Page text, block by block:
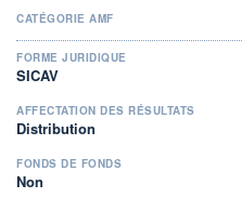
CATÉGORIE AMF
FORME JURIDIQUE
SICAV
AFFECTATION DES RÉSULTATS
Distribution
FONDS DE FONDS
Non